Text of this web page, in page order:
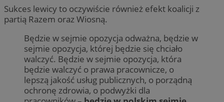
Sukces lewicy to oczywiście również efekt koalicji z
partią Razem oraz Wiosną.
Będzie w sejmie opozycja odważna, będzie w
sejmie opozycja, której będzie się chciało
walczyć. Będzie w sejmie opozycja, która
będzie walczyć o prawa pracownicze, o
lepszą jakość usług publicznych, o porządną
ochronę zdrowia, o podwyżki dla